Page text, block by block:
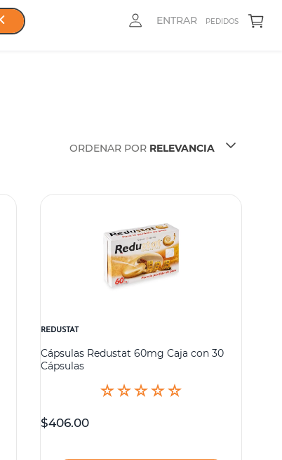
ENTRAR PEDIDOS
ORDENAR POR RELEVANCIA
REDUSTAT
Cápsulas Redustat 60mg Caja con 30
Cápsulas
☆☆☆☆☆
$406.00